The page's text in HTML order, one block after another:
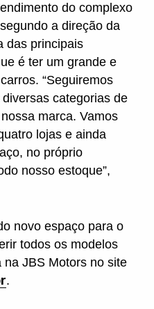
do complexo
a direção da
das principais
é ter um grande e
“Seguiremos
categorias de
marca. Vamos
lojas e ainda
no próprio
nosso estoque”,
novo espaço para o
todos os modelos
na JBS Motors no site
.